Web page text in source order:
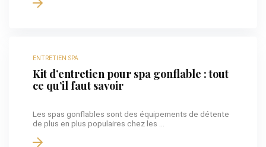
ENTRETIEN SPA
Kit d’entretien pour spa gonflable : tout
ce qu’il faut savoir
Les spas gonflables sont des équipements de détente
de plus en plus populaires chez les ...